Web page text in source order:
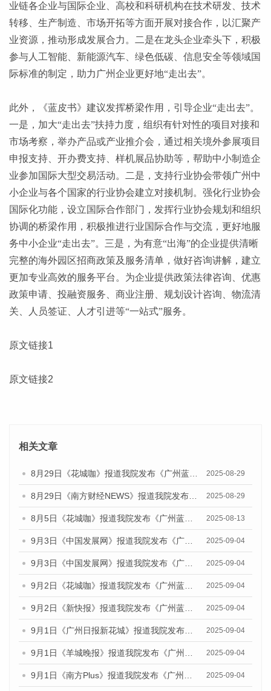
业链各企业与国际企业、高校和科研机构在技术研发、技术
转移、生产制造、市场开拓等方面开展对接合作，以汇聚产
业资源，推动形成发展合力。二是在龙头企业牵头下，积极
参与人工智能、新能源汽车、绿色低碳、信息安全等领域国
际标准的制定，助力广州企业更好地“走出去”。
此外，《蓝皮书》建议发挥桥梁作用，引导企业“走出去”。
一是，加大“走出去”扶持力度，组织有针对性的项目对接和
市场考察，举办产品或产业推介会，通过相关境外参展项目
申报支持、开办费支持、样机展品协助等，帮助中小制造企
业参加国际大型交易活动。二是，支持行业协会带领广州中
小企业与各个国家的行业协会建立对接机制。强化行业协会
国际化功能，设立国际合作部门，发挥行业协会规划和组织
协调的桥梁作用，积极推进行业国际合作与交流，更好地服
务中小企业“走出去”。三是，为有意“出海”的企业提供清晰
完整的海外园区招商政策及服务清单，做好咨询讲解，建立
更加专业高效的服务平台。为企业提供政策法律咨询、优惠
政策申请、投融资服务、商业注册、规划设计咨询、物流清
关、人员签证、人才引进等“一站式”服务。
原文链接1
原文链接2
相关文章
2025-08-29
2025-08-29
2025-08-13
2025-09-04
2025-09-04
2025-09-04
2025-09-04
2025-09-04
2025-09-04
2025-09-04